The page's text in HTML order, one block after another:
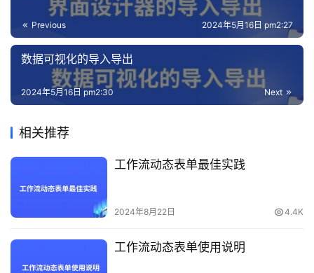
Previous 2024年5月16日 pm2:27
数据可视化的导入导出
Next
2024年5月16日 pm2:30
相关推荐
工作流动态表单最佳实践
2024年8月22日 4.4K
工作流动态表单使用说明